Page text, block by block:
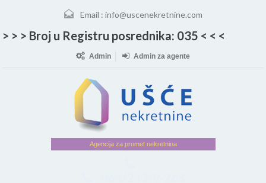
Email : info@uscenekretnine.com
> > > Broj u Registru posrednika: 035 < < <
Admin Admin za agente
Agencija za promet nekretnina